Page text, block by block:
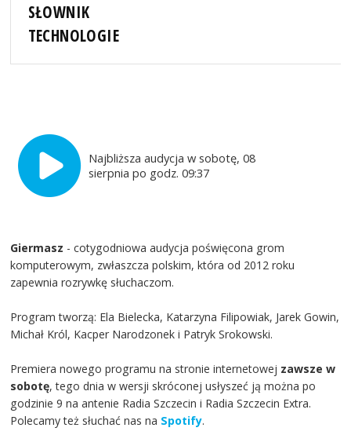
SŁOWNIK
TECHNOLOGIE
Najbliższa audycja w sobotę, 08
sierpnia po godz. 09:37
Giermasz - cotygodniowa audycja poświęcona grom
komputerowym, zwłaszcza polskim, która od 2012 roku
zapewnia rozrywkę słuchaczom.
Program tworzą: Ela Bielecka, Katarzyna Filipowiak, Jarek Gowin,
Michał Król, Kacper Narodzonek i Patryk Srokowski.
Premiera nowego programu na stronie internetowej zawsze w
sobotę, tego dnia w wersji skróconej usłyszeć ją można po
godzinie 9 na antenie Radia Szczecin i Radia Szczecin Extra.
Polecamy też słuchać nas na Spotify.